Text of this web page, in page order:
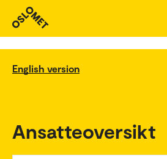
English version
Ansatteoversikt